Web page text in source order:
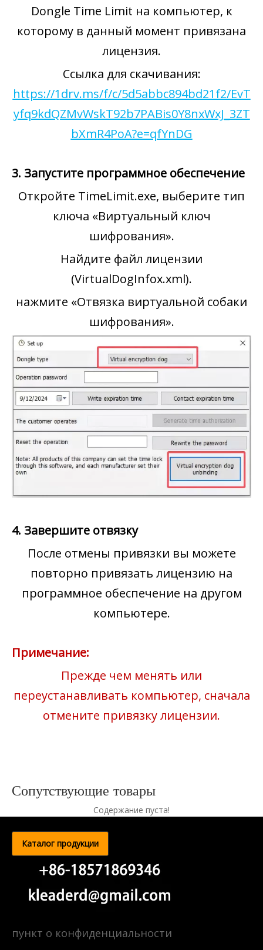
Dongle Time Limit на компьютер, к
которому в данный момент привязана
лицензия.
Ссылка для скачивания:
https://1drv.ms/f/c/5d5abbc894bd21f2/EvT
yfq9kdQZMvWskT92b7PABis0Y8nxWxJ_3ZT
bXmR4PoA?e=qfYnDG
3. Запустите программное обеспечение
Откройте TimeLimit.exe, выберите тип
ключа «Виртуальный ключ
шифрования».
Найдите файл лицензии
(VirtualDogInfox.xml).
нажмите «Отвязка виртуальной собаки
шифрования».
4. Завершите отвязку
После отмены привязки вы можете
повторно привязать лицензию на
программное обеспечение на другом
компьютере.
Примечание:
Прежде чем менять или
переустанавливать компьютер, сначала
отмените привязку лицензии.
Сопутствующие товары
Содержание пуста!
Каталог продукции
пункт о конфиденциальности